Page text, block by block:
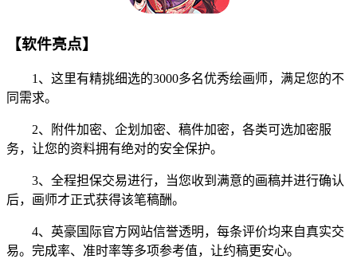
【软件亮点】
1、这里有精挑细选的3000多名优秀绘画师，满足您的不
同需求。
2、附件加密、企划加密、稿件加密，各类可选加密服
务，让您的资料拥有绝对的安全保护。
3、全程担保交易进行，当您收到满意的画稿并进行确认
后，画师才正式获得该笔稿酬。
4、英豪国际官方网站信誉透明，每条评价均来自真实交
易。完成率、准时率等多项参考值，让约稿更安心。